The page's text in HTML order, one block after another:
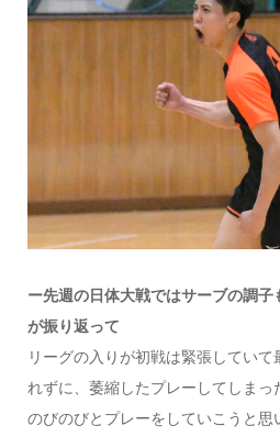
ー先週の日体大戦ではサーブの調
が振り返って
リーグの入りが初戦は緊張してい
れずに、萎縮したプレーしてしまっ
のびのびとプレーをしていこうと思